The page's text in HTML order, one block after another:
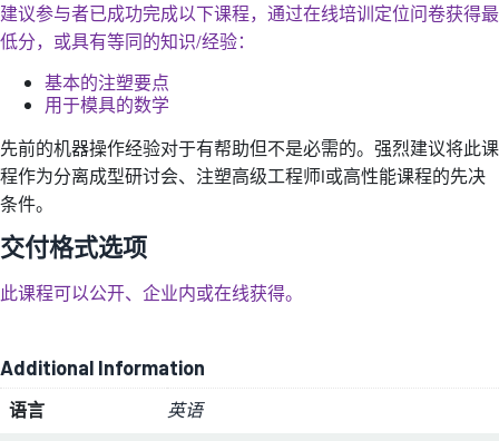
建议参与者已成功完成以下课程，通过在线培训定位问卷获得最
低分，或具有等同的知识/经验：
基本的注塑要点
用于模具的数学
先前的机器操作经验对于有帮助但不是必需的。强烈建议将此课
程作为分离成型研讨会、注塑高级工程师I或高性能课程的先决
条件。
交付格式选项
此课程可以公开、企业内或在线获得。
Additional Information
语言
英语